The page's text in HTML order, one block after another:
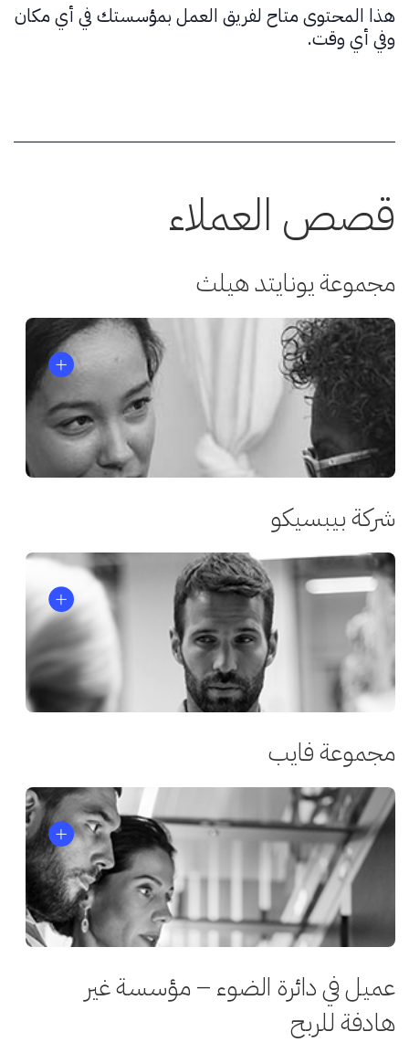
هذا المحتوى متاح لفريق العمل بمؤسستك في أي مكان
وفي أي وقت.
قصص العملاء
مجموعة يونايتد هيلث
شركة بيبسيكو
مجموعة فايب
عميل في دائرة الضوء – مؤسسة غير
هادفة للربح